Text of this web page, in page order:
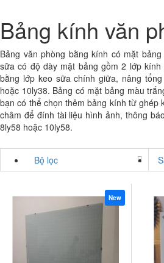
Bảng kính văn
Bảng văn phòng bằng kính có mặt
sữa có độ dày mặt bảng gồm 2 lớp
bằng lớp keo sữa chính giữa, nâng
hoặc 10ly38. Bảng có mặt bảng màu
bạn có thể chọn thêm bảng kính từ ghép
châm để đính tài liệu hình ảnh, thông
8ly58 hoặc 10ly58.
Bộ lọc
New